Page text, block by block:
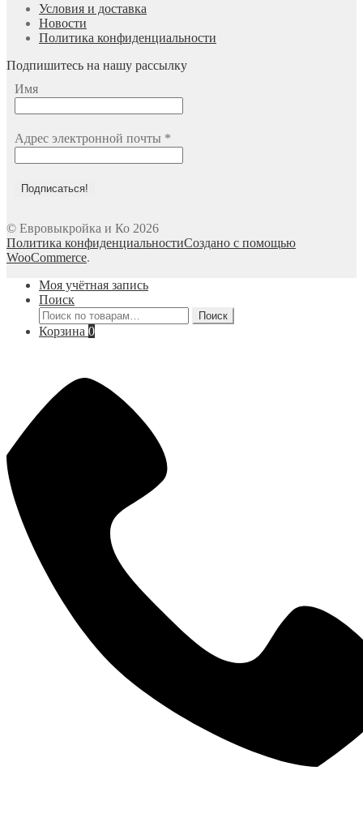
Условия и доставка
Новости
Политика конфиденциальности
Подпишитесь на нашу рассылку
Имя
Адрес электронной почты *
© Евровыкройка и Ко 2026
Политика конфиденциальностиСоздано с помощью
WooCommerce.
Моя учётная запись
Поиск
Искать:
Поиск
Корзина 0